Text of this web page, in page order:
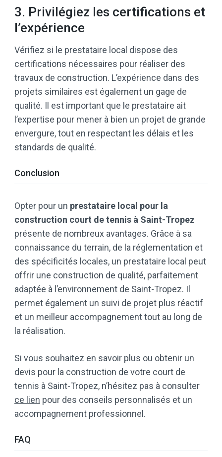
3. Privilégiez les certifications et
l’expérience
Vérifiez si le prestataire local dispose des
certifications nécessaires pour réaliser des
travaux de construction. L’expérience dans des
projets similaires est également un gage de
qualité. Il est important que le prestataire ait
l’expertise pour mener à bien un projet de grande
envergure, tout en respectant les délais et les
standards de qualité.
Conclusion
Opter pour un prestataire local pour la
construction court de tennis à Saint-Tropez
présente de nombreux avantages. Grâce à sa
connaissance du terrain, de la réglementation et
des spécificités locales, un prestataire local peut
offrir une construction de qualité, parfaitement
adaptée à l’environnement de Saint-Tropez. Il
permet également un suivi de projet plus réactif
et un meilleur accompagnement tout au long de
la réalisation.
Si vous souhaitez en savoir plus ou obtenir un
devis pour la construction de votre court de
tennis à Saint-Tropez, n’hésitez pas à consulter
ce lien pour des conseils personnalisés et un
accompagnement professionnel.
FAQ